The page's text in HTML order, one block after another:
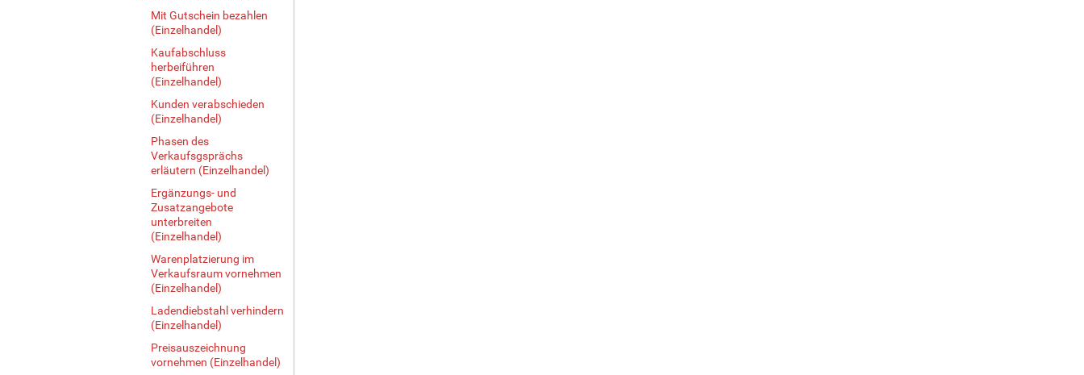
Mit Gutschein bezahlen
(Einzelhandel)
Kaufabschluss
herbeiführen
(Einzelhandel)
Kunden verabschieden
(Einzelhandel)
Phasen des
Verkaufsgsprächs
erläutern (Einzelhandel)
Ergänzungs- und
Zusatzangebote
unterbreiten
(Einzelhandel)
Warenplatzierung im
Verkaufsraum vornehmen
(Einzelhandel)
Ladendiebstahl verhindern
(Einzelhandel)
Preisauszeichnung
vornehmen (Einzelhandel)